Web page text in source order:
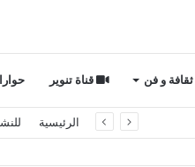
ثقافة و فن قناة تنوير
الرئيسية